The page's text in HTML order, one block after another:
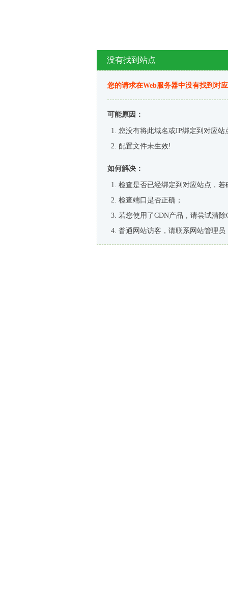
没有找到站点
您的请求在Web服务器中没有找到对
可能原因：
您没有将此域名或IP绑定到对应站
配置文件未生效!
如何解决：
检查是否已经绑定到对应站点，
检查端口是否正确；
若您使用了CDN产品，请尝试清除
普通网站访客，请联系网站管理员